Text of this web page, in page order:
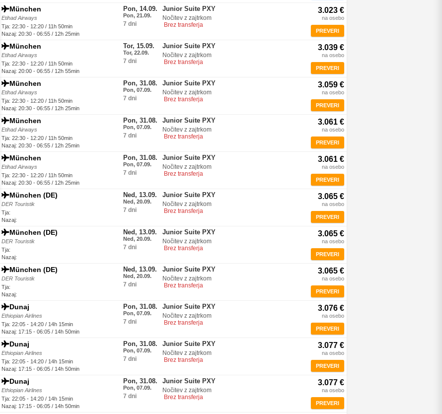
München
Etihad Airways
Tja: 22:30 - 12:20 / 11h 50min
Nazaj: 20:30 - 06:55 / 12h 25min
Pon, 14.09.
Pon, 21.09.
7 dni
Junior Suite PXY
Nočitev z zajtrkom
Brez transferja
3.023 €
na osebo
PREVERI
München
Etihad Airways
Tja: 22:30 - 12:20 / 11h 50min
Nazaj: 20:00 - 06:55 / 12h 55min
Tor, 15.09.
Tor, 22.09.
7 dni
Junior Suite PXY
Nočitev z zajtrkom
Brez transferja
3.039 €
na osebo
PREVERI
München
Etihad Airways
Tja: 22:30 - 12:20 / 11h 50min
Nazaj: 20:30 - 06:55 / 12h 25min
Pon, 31.08.
Pon, 07.09.
7 dni
Junior Suite PXY
Nočitev z zajtrkom
Brez transferja
3.059 €
na osebo
PREVERI
München
Etihad Airways
Tja: 22:30 - 12:20 / 11h 50min
Nazaj: 20:30 - 06:55 / 12h 25min
Pon, 31.08.
Pon, 07.09.
7 dni
Junior Suite PXY
Nočitev z zajtrkom
Brez transferja
3.061 €
na osebo
PREVERI
München
Etihad Airways
Tja: 22:30 - 12:20 / 11h 50min
Nazaj: 20:30 - 06:55 / 12h 25min
Pon, 31.08.
Pon, 07.09.
7 dni
Junior Suite PXY
Nočitev z zajtrkom
Brez transferja
3.061 €
na osebo
PREVERI
München (DE)
DER Touristik
Tja:
Nazaj:
Ned, 13.09.
Ned, 20.09.
7 dni
Junior Suite PXY
Nočitev z zajtrkom
Brez transferja
3.065 €
na osebo
PREVERI
München (DE)
DER Touristik
Tja:
Nazaj:
Ned, 13.09.
Ned, 20.09.
7 dni
Junior Suite PXY
Nočitev z zajtrkom
Brez transferja
3.065 €
na osebo
PREVERI
München (DE)
DER Touristik
Tja:
Nazaj:
Ned, 13.09.
Ned, 20.09.
7 dni
Junior Suite PXY
Nočitev z zajtrkom
Brez transferja
3.065 €
na osebo
PREVERI
Dunaj
Ethiopian Airlines
Tja: 22:05 - 14:20 / 14h 15min
Nazaj: 17:15 - 06:05 / 14h 50min
Pon, 31.08.
Pon, 07.09.
7 dni
Junior Suite PXY
Nočitev z zajtrkom
Brez transferja
3.076 €
na osebo
PREVERI
Dunaj
Ethiopian Airlines
Tja: 22:05 - 14:20 / 14h 15min
Nazaj: 17:15 - 06:05 / 14h 50min
Pon, 31.08.
Pon, 07.09.
7 dni
Junior Suite PXY
Nočitev z zajtrkom
Brez transferja
3.077 €
na osebo
PREVERI
Dunaj
Ethiopian Airlines
Tja: 22:05 - 14:20 / 14h 15min
Nazaj: 17:15 - 06:05 / 14h 50min
Pon, 31.08.
Pon, 07.09.
7 dni
Junior Suite PXY
Nočitev z zajtrkom
Brez transferja
3.077 €
na osebo
PREVERI